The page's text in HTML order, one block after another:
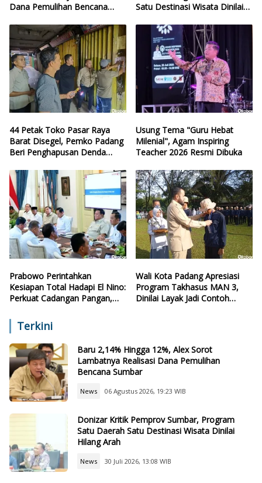
Dana Pemulihan Bencana
Satu Destinasi Wisata Dinilai
44 Petak Toko Pasar Raya
Barat Disegel, Pemko Padang
Beri Penghapusan Denda
Usung Tema "Guru Hebat
Milenial", Agam Inspiring
Teacher 2026 Resmi Dibuka
Prabowo Perintahkan
Kesiapan Total Hadapi El Nino:
Perkuat Cadangan Pangan,
Wali Kota Padang Apresiasi
Program Takhasus MAN 3,
Dinilai Layak Jadi Contoh
Terkini
Baru 2,14% Hingga 12%, Alex Sorot
Lambatnya Realisasi Dana Pemulihan
Bencana Sumbar
News 06 Agustus 2026, 19:23 WIB
Donizar Kritik Pemprov Sumbar, Program
Satu Daerah Satu Destinasi Wisata Dinilai
Hilang Arah
News 30 Juli 2026, 13:08 WIB